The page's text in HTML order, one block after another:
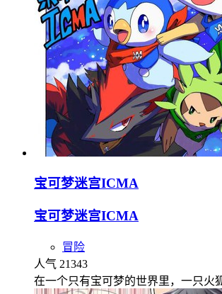
宝可梦迷宫ICMA
宝可梦迷宫ICMA
冒险
人气 21343
在一个只有宝可梦的世界里，一只火